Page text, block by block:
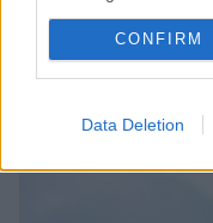
CONFIRM
Data Deletion
ΤΑ ΠΙΟ